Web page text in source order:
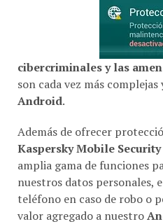
cibercriminales y las
son cada vez más
Android.
Además de ofrecer
Kaspersky Mobile Security
amplia gama de funciones
nuestros datos personales,
teléfono en caso de robo o
valor agregado a nuestro